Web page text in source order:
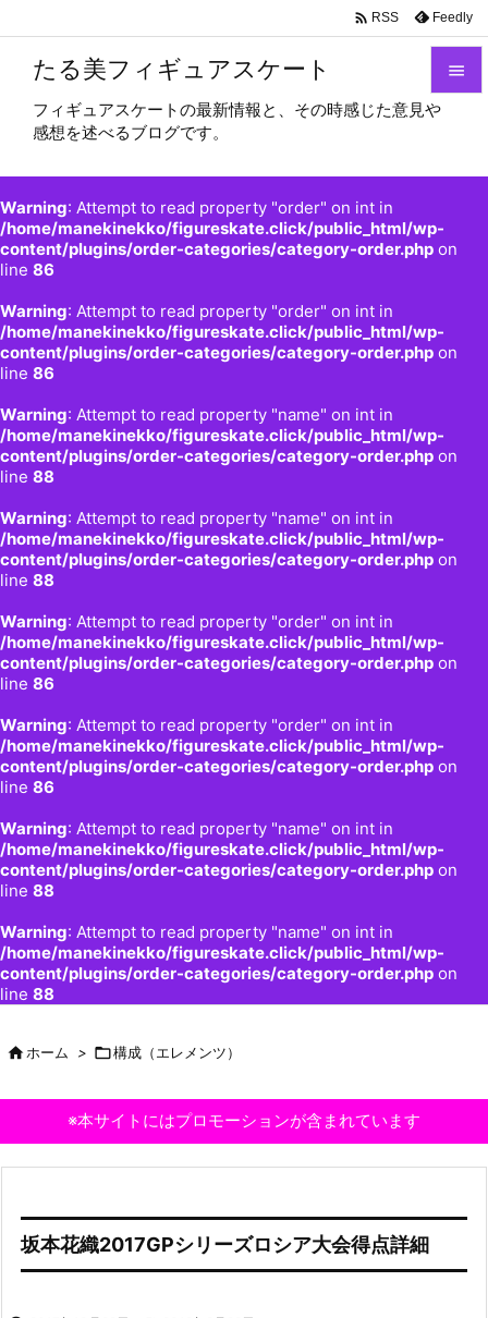
たる美フィギュアスケート
フィギュアスケートの最新情報と、その時感じた意見や
感想を述べるブログです。
Warning: Attempt to read property "order" on int in
/home/manekinekko/figureskate.click/public_html/wp-
content/plugins/order-categories/category-order.php on
line 86
Warning: Attempt to read property "order" on int in
/home/manekinekko/figureskate.click/public_html/wp-
content/plugins/order-categories/category-order.php on
line 86
Warning: Attempt to read property "name" on int in
/home/manekinekko/figureskate.click/public_html/wp-
content/plugins/order-categories/category-order.php on
line 88
Warning: Attempt to read property "name" on int in
/home/manekinekko/figureskate.click/public_html/wp-
content/plugins/order-categories/category-order.php on
line 88
Warning: Attempt to read property "order" on int in
/home/manekinekko/figureskate.click/public_html/wp-
content/plugins/order-categories/category-order.php on
line 86
Warning: Attempt to read property "order" on int in
/home/manekinekko/figureskate.click/public_html/wp-
content/plugins/order-categories/category-order.php on
line 86
Warning: Attempt to read property "name" on int in
/home/manekinekko/figureskate.click/public_html/wp-
content/plugins/order-categories/category-order.php on
line 88
Warning: Attempt to read property "name" on int in
/home/manekinekko/figureskate.click/public_html/wp-
content/plugins/order-categories/category-order.php on
line 88


前へ

 RSS Feedly
ホーム > 構成（エレメンツ）
※本サイトにはプロモーションが含まれています
坂本花織2017GPシリーズロシア大会得点詳細